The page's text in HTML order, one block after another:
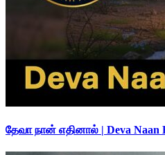
தேவா நான் எதினால் | Deva Naan